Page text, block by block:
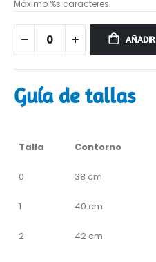
Máximo %s caracteres.
AÑADIR
Guía de tallas
Talla Contorno
0 38 cm
1 40 cm
2 42 cm